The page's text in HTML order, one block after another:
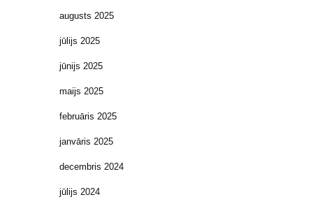
augusts 2025
jūlijs 2025
jūnijs 2025
maijs 2025
februāris 2025
janvāris 2025
decembris 2024
jūlijs 2024